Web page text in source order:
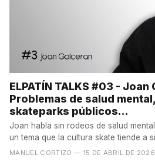
ELPATÍN TALKS #03 - Joan
Problemas de salud
skateparks públicos...
Joan habla sin rodeos de salud
un tema que la cultura skate tiende a
MANUEL CORTIZO — 15 DE ABRIL DE 2026